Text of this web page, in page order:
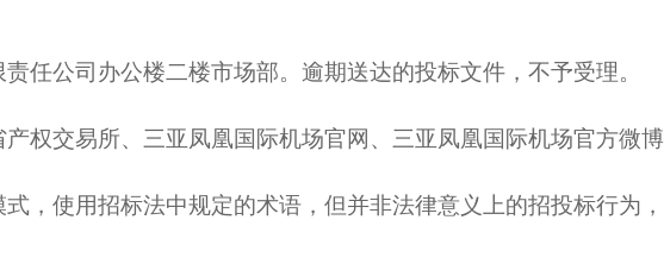
任公司办公楼二楼市场部。逾期送达的投标文件，不予受理。
权交易所、三亚凤凰国际机场官网、三亚凤凰国际机场官方微
，使用招标法中规定的术语，但并非法律意义上的招投标行为